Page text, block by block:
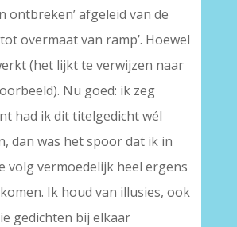
ontbreken’ afgeleid van de
overmaat van ramp’. Hoewel
(het lijkt te verwijzen naar
Nu goed: ik zeg
had ik dit titelgedicht wél
dan was het spoor dat ik in
volg vermoedelijk heel ergens
Ik houd van illusies, ook
gedichten bij elkaar